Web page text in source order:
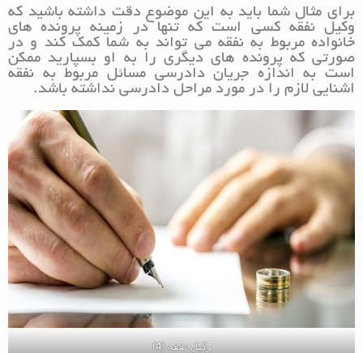
برای مثال شما باید به این موضوع دقت داشته باشید که
وکیل نفقه کسی است که تنها در زمینه پرونده های
خانواده مربوط به نفقه می تواند به شما کمک کند و در
صورتی که پرونده های دیگری را به او بسپارید ممکن
است به اندازه جریان دادرسی مسائل مربوط به نفقه
اشنایی لازم را در مورد مراحل دادرسی نداشته باشد.
وکیل نفقه (4)